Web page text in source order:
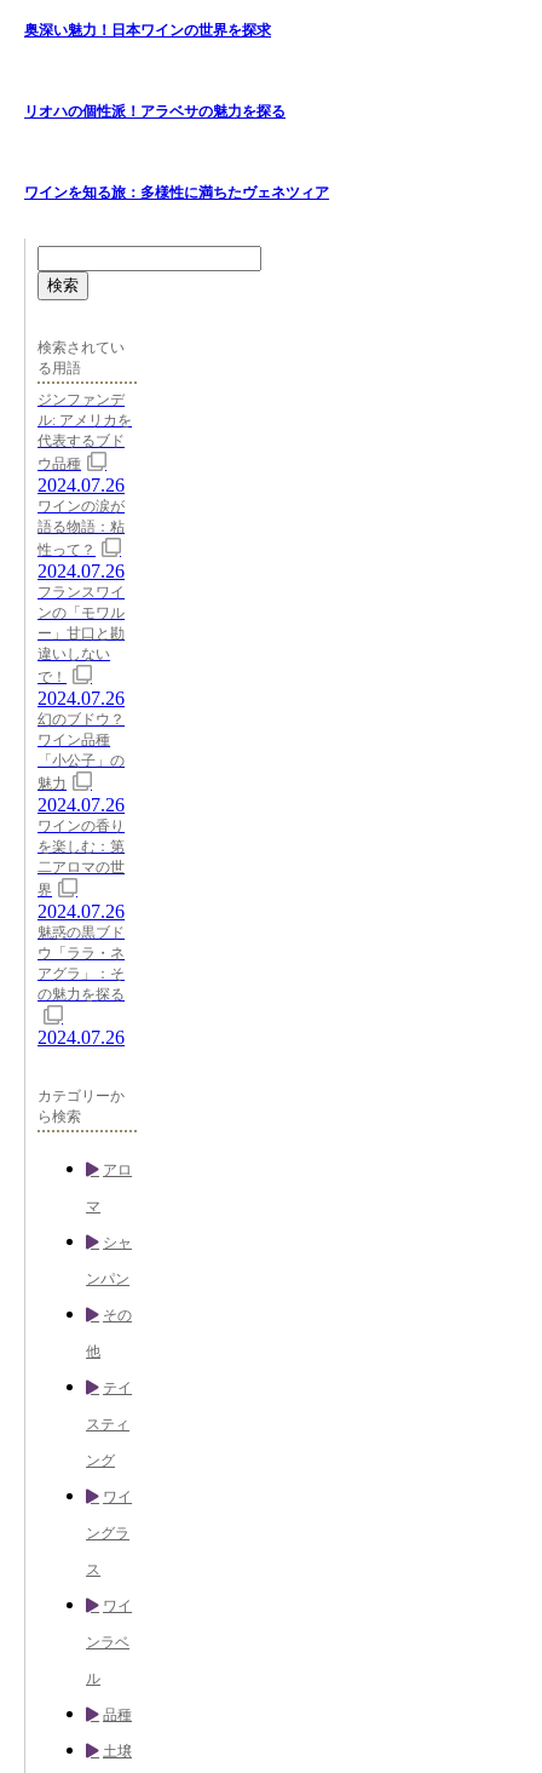
奥深い魅力！日本ワインの世界を探求
リオハの個性派！アラベサの魅力を探る
ワインを知る旅：多様性に満ちたヴェネツィア
検索
検索されてい
る用語
ジンファンデ
ル: アメリカを
代表するブド
ウ品種
2024.07.26
ワインの涙が
語る物語：粘
性って？
2024.07.26
フランスワイ
ンの「モワル
ー」甘口と勘
違いしない
で！
2024.07.26
幻のブドウ？
ワイン品種
「小公子」の
魅力
2024.07.26
ワインの香り
を楽しむ：第
二アロマの世
界
2024.07.26
魅惑の黒ブド
ウ「ララ・ネ
アグラ」：そ
の魅力を探る
2024.07.26
カテゴリーか
ら検索
アロ
マ
シャ
ンパン
その
他
テイ
スティ
ング
ワイ
ングラ
ス
ワイ
ンラベ
ル
品種
土壌